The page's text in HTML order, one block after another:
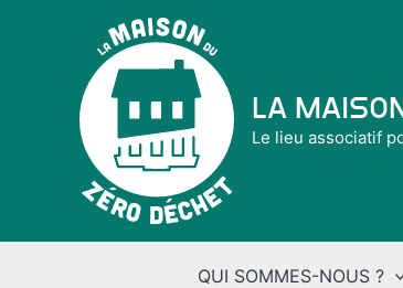
La
Le lieu associatif
QUI SOMMES-NOUS ?